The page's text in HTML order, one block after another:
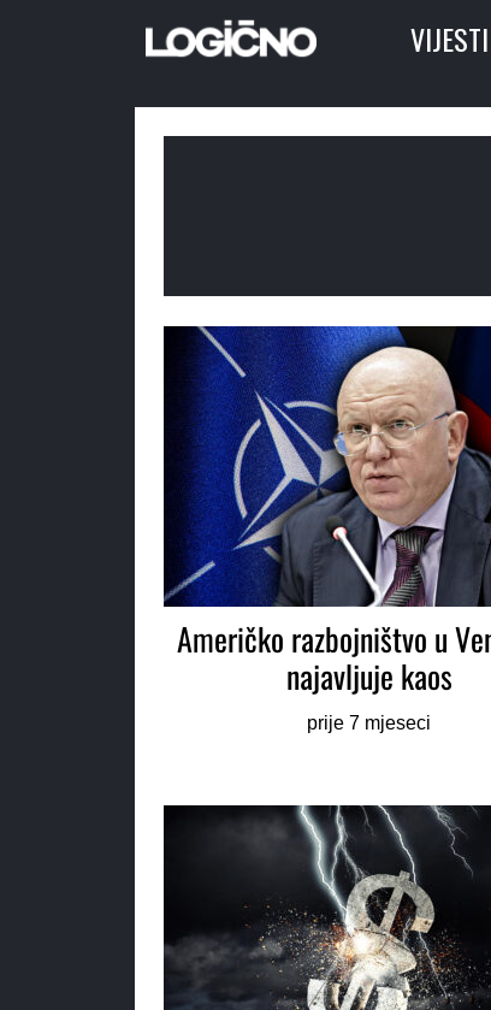
VIJESTI
Američko razbojništvo u
najavljuje kaos
prije 7 mjeseci